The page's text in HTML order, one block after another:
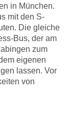
in München.
mit den S-
Die gleiche
Bus, der am
zum
eigenen
lassen. Vor
von